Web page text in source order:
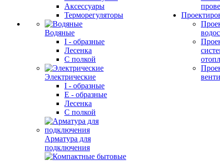
Аксессуары
Терморегуляторы
Водяные
I - образные
Лесенка
С полкой
Электрические
I - образные
E - образные
Лесенка
С полкой
Арматура для
подключения